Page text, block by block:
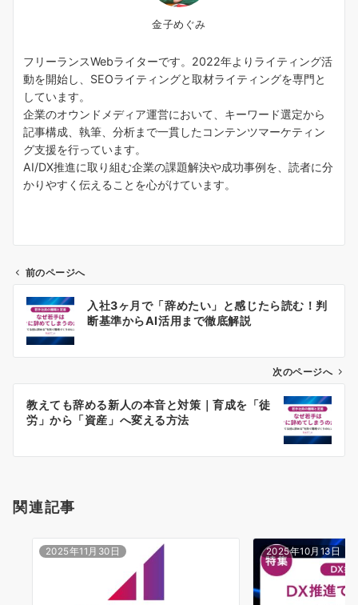
金子めぐみ
フリーランスWebライターです。2022年よりライティング活
動を開始し、SEOライティングと取材ライティングを専門と
しています。
企業のオウンドメディア運営において、キーワード選定から
記事構成、執筆、分析まで一貫したコンテンツマーケティン
グ支援を行っています。
AI/DX推進に取り組む企業の課題解決や成功事例を、読者に分
かりやすく伝えることを心がけています。
ン
前のページへ
入社3ヶ月で「辞めたい」と感じたら読む！判
断基準からAI活用まで徹底解説
次のページへ
教えても辞める新人の本音と対策｜育成を「徒
労」から「資産」へ変える方法
関連記事
2025年11月30日 2025年10月13日